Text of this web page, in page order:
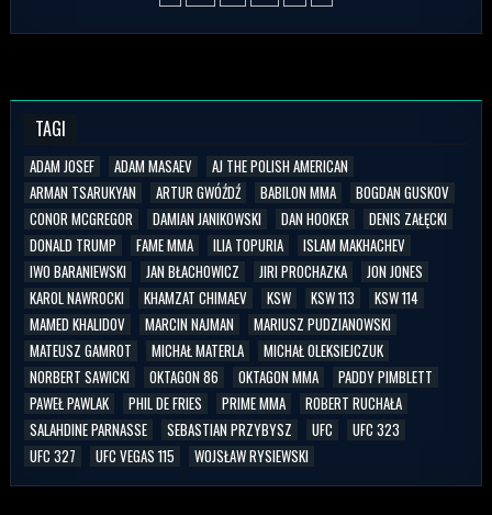
TAGI
ADAM JOSEF ADAM MASAEV
AJ THE POLISH AMERICAN
ARMAN TSARUKYAN
ARTUR GWÓŹDŹ BABILON MMA
BOGDAN GUSKOV
CONOR MCGREGOR
DAMIAN JANIKOWSKI DAN HOOKER
DENIS ZAŁĘCKI
DONALD TRUMP
FAME MMA ILIA TOPURIA
ISLAM MAKHACHEV
IWO BARANIEWSKI
JAN BŁACHOWICZ JIRI PROCHAZKA
JON JONES
KAROL NAWROCKI
KHAMZAT CHIMAEV KSW KSW 113
KSW 114
MAMED KHALIDOV
MARCIN NAJMAN
MARIUSZ PUDZIANOWSKI
MATEUSZ GAMROT
MICHAŁ MATERLA
MICHAŁ OLEKSIEJCZUK
NORBERT SAWICKI
OKTAGON 86 OKTAGON MMA
PADDY PIMBLETT
PAWEŁ PAWLAK
PHIL DE FRIES PRIME MMA
ROBERT RUCHAŁA
SALAHDINE PARNASSE
SEBASTIAN PRZYBYSZ UFC
UFC 323
UFC 327
UFC VEGAS 115 WOJSŁAW RYSIEWSKI